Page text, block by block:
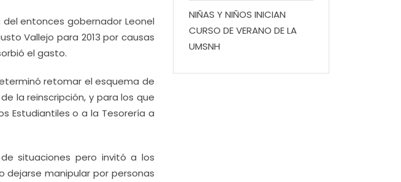
entonces gobernador Leonel
Vallejo para 2013 por causas
el gasto.
retomar el esquema de
la reinscripción, y para los que
Estudiantiles o a la Tesorería a
situaciones pero invitó a los
dejarse manipular por personas
NIÑAS Y NIÑOS INICIAN
CURSO DE VERANO DE LA
UMSNH